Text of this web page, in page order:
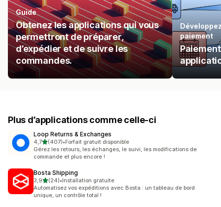
Guide
Obtenez les applications qui vous
permettront de préparer,
d’expédier et de suivre les
commandes.
paiement
Plus d’applications comme celle-ci
Loop Returns & Exchanges
4,7étoile(s) sur 5
(407)
407 avis au total
•Forfait gratuit disponible
Gérez les retours, les échanges, le suivi, les modifications de
commande et plus encore !
Bosta Shipping
3,9étoile(s) sur 5
(24)
24 avis au total
•Installation gratuite
Automatisez vos expéditions avec Bosta : un tableau de bord
unique, un contrôle total !